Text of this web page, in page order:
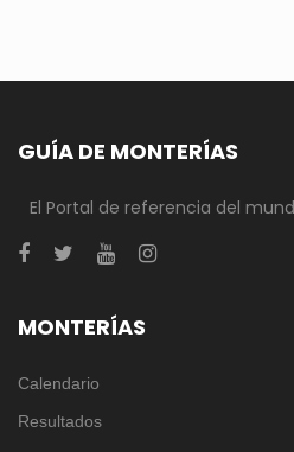
GUÍA DE MONTERÍAS
El Portal de referencia del
MONTERÍAS
Calendario
Resultados